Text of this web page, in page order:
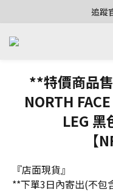
追蹤
**特價商品
NORTH
LEG 黑
【
『店面現貨』
**下單3日內寄出(不包